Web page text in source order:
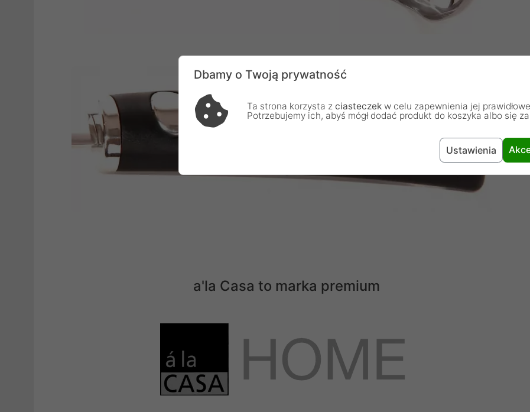
a'la Casa to marka premium
Dbamy o Twoją prywatność
Ta strona korzysta z ciasteczek w celu zapewnienia jej
Potrzebujemy ich, abyś mógł dodać produkt do koszyka albo się
Ustawienia